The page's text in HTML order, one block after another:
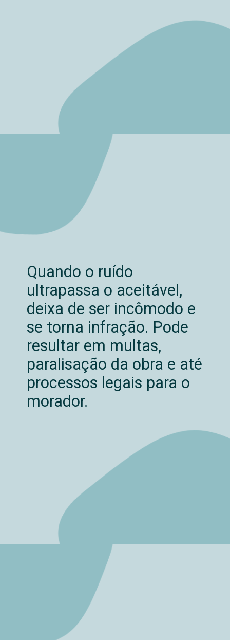
Quando o ruído
ultrapassa o aceitável,
deixa de ser incômodo e
se torna infração. Pode
resultar em multas,
paralisação da obra e até
processos legais para o
morador.